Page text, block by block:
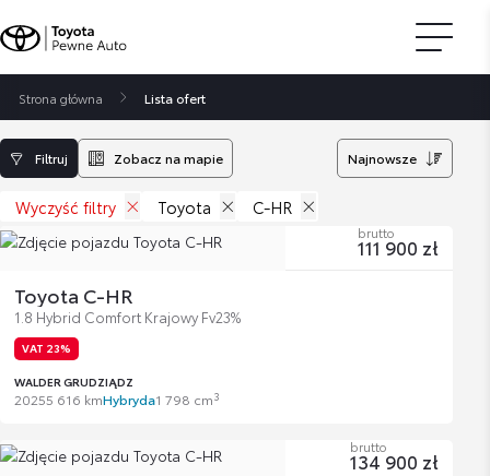
Strona główna Lista ofert
Filtruj Zobacz na mapie Najnowsze
Wyczyść filtry Toyota C-HR
Toyota C-HR
1.8 Hybrid Comfort Krajowy Fv23%
VAT 23%
WALDER GRUDZIĄDZ
20255 616 kmHybryda1 798 cm3
brutto
111 900 zł
brutto
134 900 zł